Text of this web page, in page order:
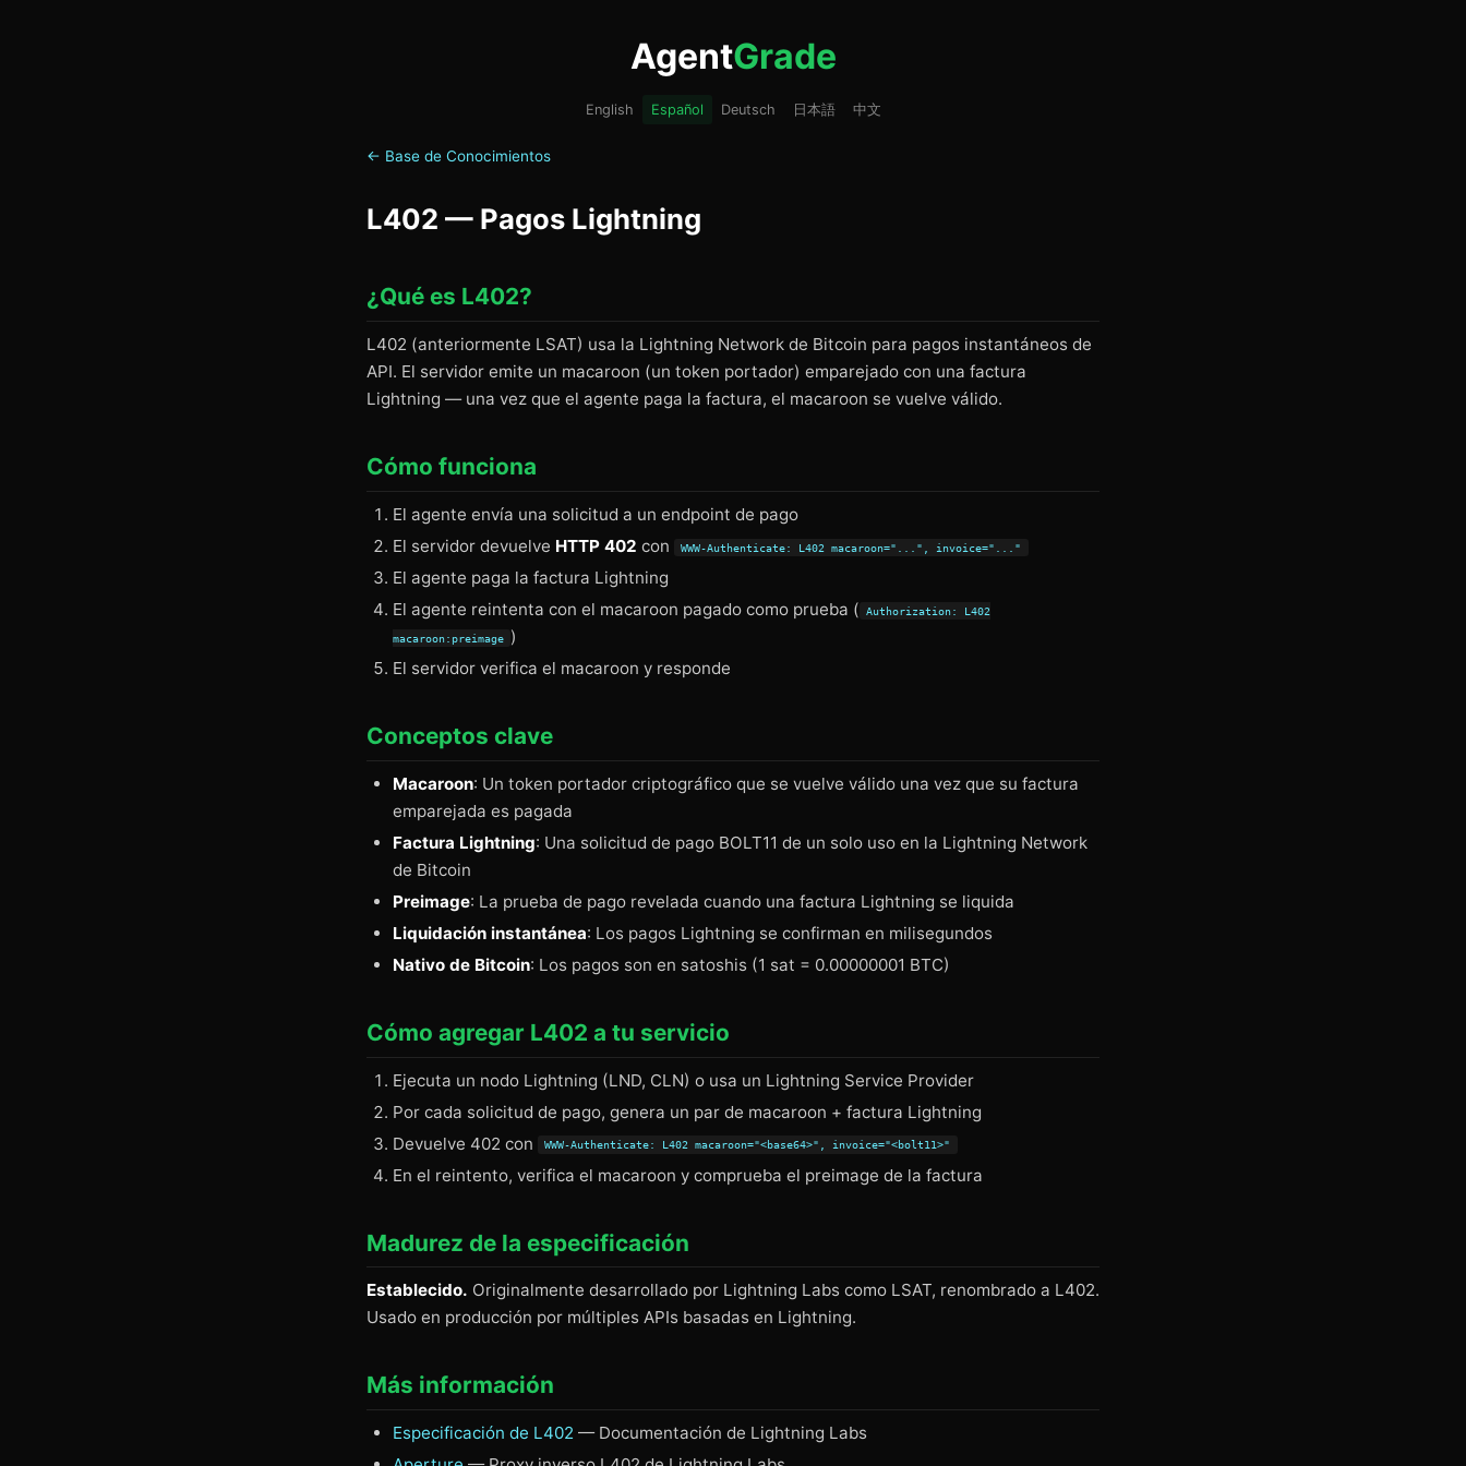
AgentGrade
English Español Deutsch 日本語 中文
← Base de Conocimientos
L402 — Pagos Lightning
¿Qué es L402?
L402 (anteriormente LSAT) usa la Lightning Network de Bitcoin para pagos instantáneos de
API. El servidor emite un macaroon (un token portador) emparejado con una factura
Lightning — una vez que el agente paga la factura, el macaroon se vuelve válido.
Cómo funciona
El agente envía una solicitud a un endpoint de pago
El servidor devuelve HTTP 402 con WWW-Authenticate: L402 macaroon="...", invoice="..."
El agente paga la factura Lightning
El agente reintenta con el macaroon pagado como prueba (
Authorization: L402
macaroon:preimage )
El servidor verifica el macaroon y responde
Conceptos clave
Macaroon: Un token portador criptográfico que se vuelve válido una vez que su factura
emparejada es pagada
Factura Lightning: Una solicitud de pago BOLT11 de un solo uso en la Lightning Network
de Bitcoin
Preimage: La prueba de pago revelada cuando una factura Lightning se liquida
Liquidación instantánea: Los pagos Lightning se confirman en milisegundos
Nativo de Bitcoin: Los pagos son en satoshis (1 sat = 0.00000001 BTC)
Cómo agregar L402 a tu servicio
Ejecuta un nodo Lightning (LND, CLN) o usa un Lightning Service Provider
Por cada solicitud de pago, genera un par de macaroon + factura Lightning
Devuelve 402 con
WWW-Authenticate: L402 macaroon="<base64>", invoice="<bolt11>"
En el reintento, verifica el macaroon y comprueba el preimage de la factura
Madurez de la especificación
Establecido. Originalmente desarrollado por Lightning Labs como LSAT, renombrado a L402.
Usado en producción por múltiples APIs basadas en Lightning.
Más información
Especificación de L402 — Documentación de Lightning Labs